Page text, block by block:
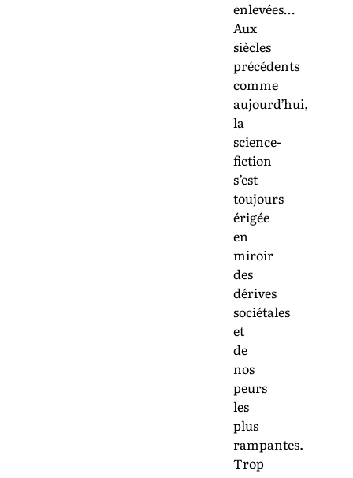
enlevées…
Aux
siècles
précédents
comme
aujourd’hui,
la
science-
fiction
s’est
toujours
érigée
en
miroir
des
dérives
sociétales
et
de
nos
peurs
les
plus
rampantes.
Trop